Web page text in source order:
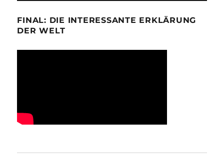
FINAL: DIE INTERESSANTE ERKLÄRUNG
DER WELT